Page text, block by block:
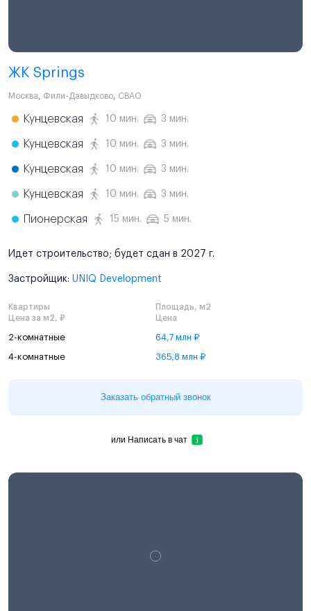
ЖК Springs
Москва, Фили-Давыдково, СВАО
Кунцевская 10 мин. 3 мин.
Кунцевская 10 мин. 3 мин.
Кунцевская 10 мин. 3 мин.
Кунцевская 10 мин. 3 мин.
Пионерская 15 мин. 5 мин.
Идет строительство; будет сдан в 2027 г.
Застройщик: UNIQ Development
Квартиры
Площадь, м2
Цена за м2, ₽
Цена
2-комнатные 64,7 млн ₽
4-комнатные 365,8 млн ₽
Заказать обратный звонок
или Написать в чат